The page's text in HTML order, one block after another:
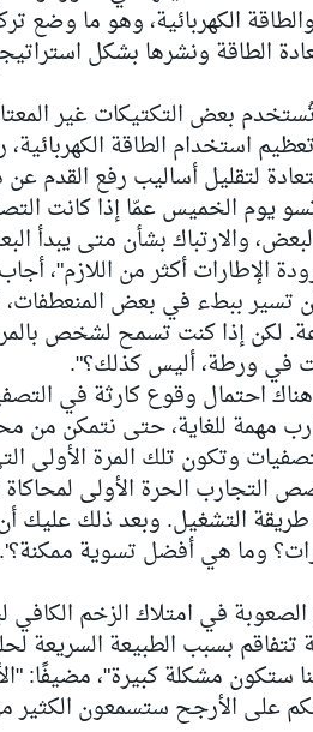
الكهربائية، وهو ما وضع
الطاقة ونشرها بشكل
بعض التكتيكات غير
استخدام الطاقة
لتقليل أساليب رفع القدم
يوم الخميس عمّا إذا كانت
والارتباك بشأن متى يبدأ
الإطارات أكثر من اللازم"،
تسير ببطء في بعض
لكن إذا كنت تسمح لشخص
في ورطة، أليس كذلك؟".
احتمال وقوع كارثة في
للغاية، حتى نتمكن من
وتكون تلك المرة الأولى
الحرة الأولى
التشغيل. وبعد ذلك
وما هي أفضل تسوية ممكنة؟'.
في امتلاك الزخم الكافي
بسبب الطبيعة السريعة
ستكون مشكلة كبيرة"، مضيفًا:
على الأرجح ستسمعون